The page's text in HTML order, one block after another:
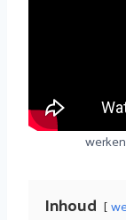
Inhoud